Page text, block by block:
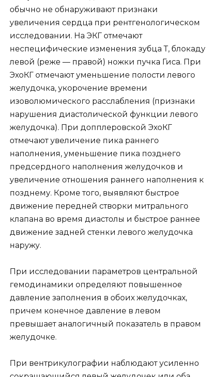
обычно не обнаруживают признаки
увеличения сердца при рентгенологическом
исследовании. На ЭКГ отмечают
неспецифические изменения зубца Т, блокаду
левой (реже — правой) ножки пучка Гиса. При
ЭхоКГ отмечают уменьшение полости левого
желудочка, укорочение времени
изоволюмического расслабления (признаки
нарушения диастолической функции левого
желудочка). При допплеровской ЭхоКГ
отмечают увеличение пика раннего
наполнения, уменьшение пика позднего
предсердного наполнения желудочков и
увеличение отношения раннего наполнения к
позднему. Кроме того, выявляют быстрое
движение передней створки митрального
клапана во время диастолы и быстрое раннее
движение задней стенки левого желудочка
наружу.
При исследовании параметров центральной
гемодинамики определяют повышенное
давление заполнения в обоих желудочках,
причем конечное давление в левом
превышает аналогичный показатель в правом
желудочке.
При вентрикулографии наблюдают усиленно